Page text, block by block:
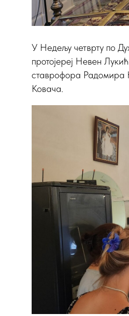
У Недељу четврту по
протојереј Невен
ставрофора Радомира
Ковача.